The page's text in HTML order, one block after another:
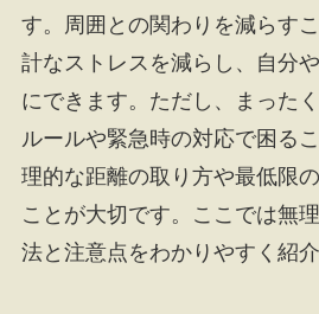
す。周囲との関わりを減らす
計なストレスを減らし、自分
にできます。ただし、まった
ルールや緊急時の対応で困る
理的な距離の取り方や最低限
ことが大切です。ここでは無
法と注意点をわかりやすく紹介